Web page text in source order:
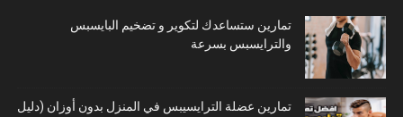
تمارين ستساعدك لتكوير و تضخيم البايسبس
والترايسبس بسرعة
تمارين عضلة الترايسيبس في المنزل بدون أوزان (دليل